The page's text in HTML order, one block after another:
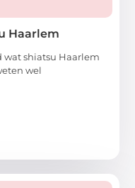
Haarlem
wat shiatsu Haarlem
wel